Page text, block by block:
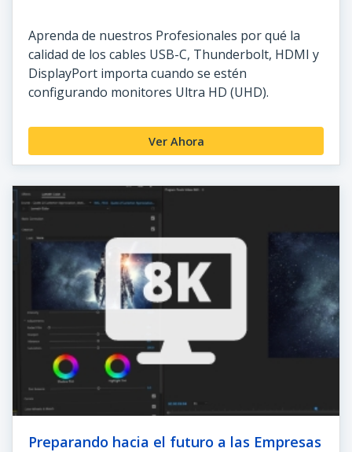
Aprenda de nuestros Profesionales por qué la
calidad de los cables USB-C, Thunderbolt, HDMI y
DisplayPort importa cuando se estén
configurando monitores Ultra HD (UHD).
Ver Ahora
Preparando hacia el futuro a las Empresas